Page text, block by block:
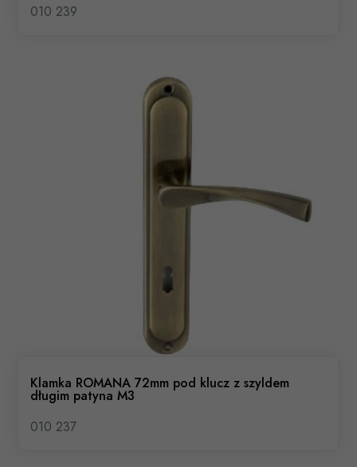
010 239
Klamka ROMANA 72mm pod klucz z szyldem
długim patyna M3
010 237